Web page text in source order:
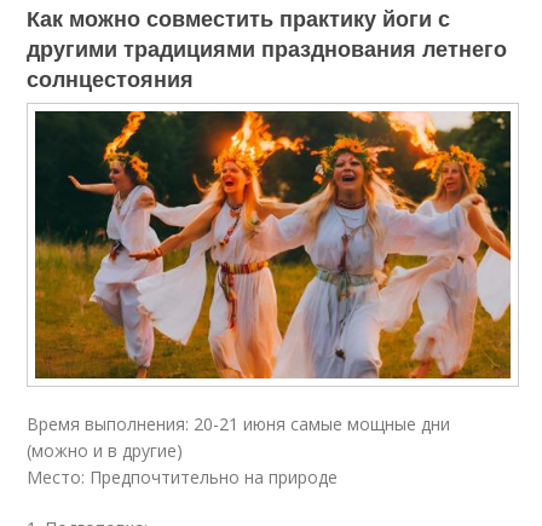
Как можно совместить практику йоги с
другими традициями празднования летнего
солнцестояния
Время выполнения: 20-21 июня самые мощные дни
(можно и в другие)
Место: Предпочтительно на природе